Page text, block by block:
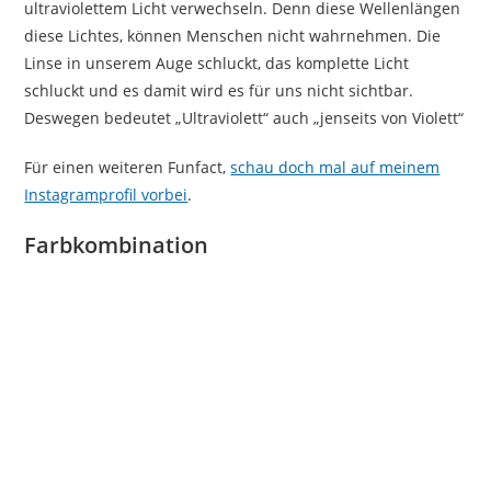
ultraviolettem Licht verwechseln. Denn diese Wellenlängen
diese Lichtes, können Menschen nicht wahrnehmen. Die
Linse in unserem Auge schluckt, das komplette Licht
schluckt und es damit wird es für uns nicht sichtbar.
Deswegen bedeutet „Ultraviolett“ auch „jenseits von Violett“
Für einen weiteren Funfact,schau doch mal auf meinem
Instagramprofil vorbei.
Farbkombination